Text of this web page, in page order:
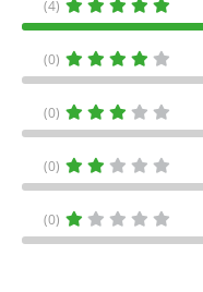
(4)
(0)
(0)
(0)
(0)